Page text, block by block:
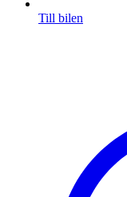
Till bilen